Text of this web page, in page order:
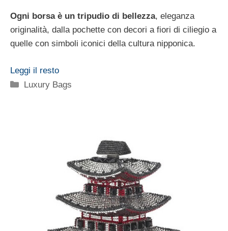
Ogni borsa è un tripudio di bellezza, eleganza
originalità, dalla pochette con decori a fiori di ciliegio a
quelle con simboli iconici della cultura nipponica.
Leggi il resto
Categorie
Luxury Bags